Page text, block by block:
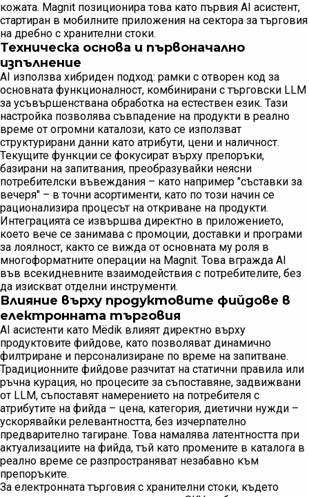
кожата. Magnit позиционира това като първия AI асистент,
стартиран в мобилните приложения на сектора за търговия
на дребно с хранителни стоки.
Техническа основа и първоначално
изпълнение
AI използва хибриден подход: рамки с отворен код за
основната функционалност, комбинирани с търговски LLM
за усъвършенствана обработка на естествен език. Тази
настройка позволява съвпадение на продукти в реално
време от огромни каталози, като се използват
структурирани данни като атрибути, цени и наличност.
Текущите функции се фокусират върху препоръки,
базирани на запитвания, преобразувайки неясни
потребителски въвеждания – като например "съставки за
вечеря" – в точни асортименти, като по този начин се
рационализира процесът на откриване на продукти.
Интеграцията се извършва директно в приложението,
което вече се занимава с промоции, доставки и програми
за лоялност, както се вижда от основната му роля в
многоформатните операции на Magnit. Това вгражда AI
във всекидневните взаимодействия с потребителите, без
да изискват отделни инструменти.
Влияние върху продуктовите фийдове в
електронната търговия
AI асистенти като Mёdik влияят директно върху
продуктовите фийдове, като позволяват динамично
филтриране и персонализиране по време на запитване.
Традиционните фийдове разчитат на статични правила или
ръчна курация, но процесите за съпоставяне, задвижвани
от LLM, съпоставят намерението на потребителя с
атрибутите на фийда – цена, категория, диетични нужди –
ускорявайки релевантността, без изчерпателно
предварително тагиране. Това намалява латентността при
актуализациите на фийда, тъй като промените в каталога в
реално време се разпространяват незабавно към
препоръките.
За електронната търговия с хранителни стоки, където